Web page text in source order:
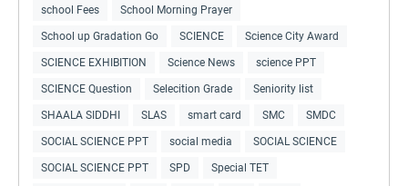
school Fees School Morning Prayer
School up Gradation Go SCIENCE Science City Award
SCIENCE EXHIBITION Science News science PPT
SCIENCE Question Selecition Grade Seniority list
SHAALA SIDDHI SLAS smart card SMC SMDC
SOCIAL SCIENCE PPT social media SOCIAL SCIENCE
SOCIAL SCIENCE PPT SPD Special TET